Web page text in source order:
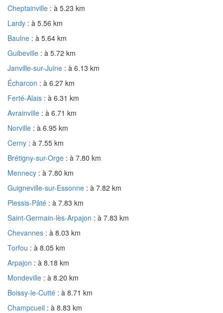
Cheptainville : à 5.23 km
Lardy : à 5.56 km
Baulne : à 5.64 km
Guibeville : à 5.72 km
Janville-sur-Juine : à 6.13 km
Écharcon : à 6.27 km
Ferté-Alais : à 6.31 km
Avrainville : à 6.71 km
Norville : à 6.95 km
Cerny : à 7.55 km
Brétigny-sur-Orge : à 7.80 km
Mennecy : à 7.80 km
Guigneville-sur-Essonne : à 7.82 km
Plessis-Pâté : à 7.83 km
Saint-Germain-lès-Arpajon : à 7.83 km
Chevannes : à 8.03 km
Torfou : à 8.05 km
Arpajon : à 8.18 km
Mondeville : à 8.20 km
Boissy-le-Cutté : à 8.71 km
Champcueil : à 8.83 km